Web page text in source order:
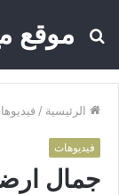
موقع
بحث
الرئيسية /
فيديوهات
جمال